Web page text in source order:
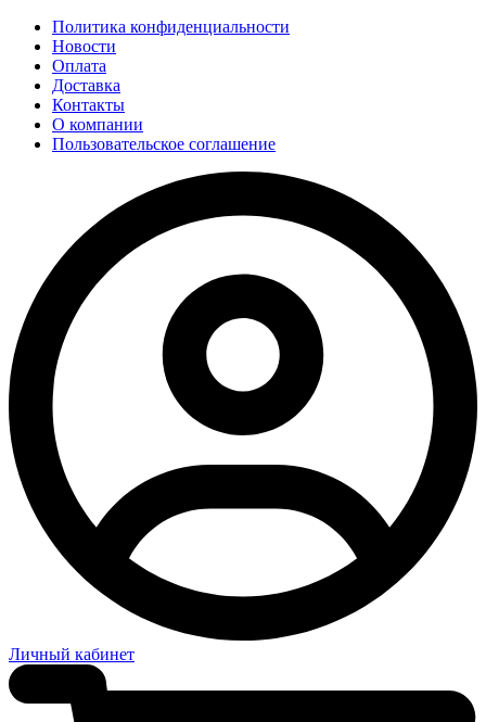
Политика конфиденциальности
Новости
Оплата
Доставка
Контакты
О компании
Пользовательское соглашение
Личный кабинет